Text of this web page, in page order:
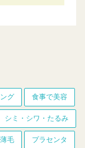
グ 食事で美容
シミ・シワ・たるみ
毛 プラセンタ